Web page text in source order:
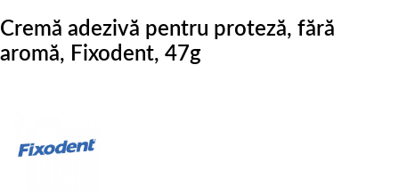
Cremă adezivă pentru proteză, fără
aromă, Fixodent, 47g